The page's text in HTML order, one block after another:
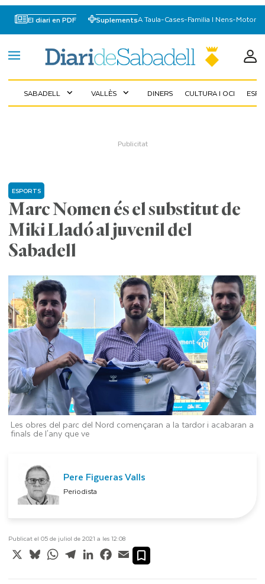
El diari en PDF SuplementsA Taula-Cases-Familia I Nens-Motor
SABADELL expand_more VALLÈS expand_more DINERS CULTURA I OCI
Marc Nomen és el substitut de
Miki Lladó al juvenil del
Sabadell
ESPORTS
Les obres del parc del Nord començaran a la tardor i acabaran a
finals de l'any que ve
Pere Figueras Valls
Periodista
Publicat el 05 de juliol de 2021 a les 12:08
X BlueskyWhatsApp
TelegramLinkedInFacebook
Email